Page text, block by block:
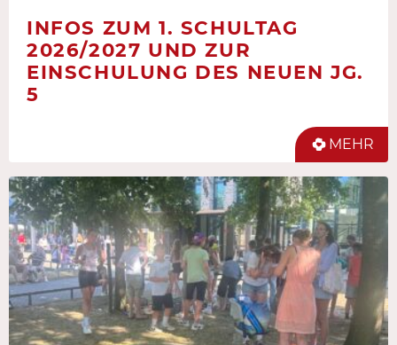
INFOS ZUM 1. SCHULTAG
2026/2027 UND ZUR
EINSCHULUNG DES NEUEN JG.
5
MEHR